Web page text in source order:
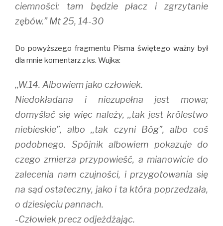
ciemności: tam będzie płacz i zgrzytanie
zębów.” Mt 25, 14-30
Do powyższego fragmentu Pisma świętego ważny był
dla mnie komentarz z ks. Wujka:
,,W.14. Albowiem jako człowiek.
Niedokładana i niezupełna jest mowa;
domyślać się więc należy, ,,tak jest królestwo
niebieskie”, albo ,,tak czyni Bóg”, albo coś
podobnego. Spójnik albowiem pokazuje do
czego zmierza przypowieść, a mianowicie do
zalecenia nam czujności, i przygotowania się
na sąd ostateczny, jako i ta która poprzedzała,
o dziesięciu pannach.
-Człowiek precz odjeżdżając.